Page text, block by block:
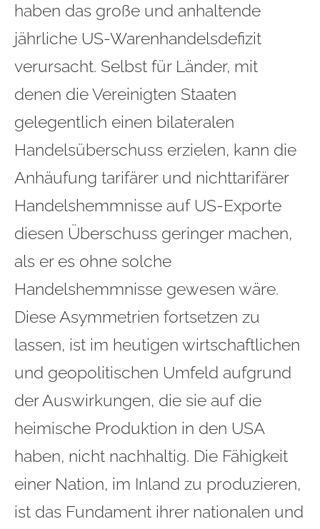
haben das große und anhaltende
jährliche US-Warenhandelsdefizit
verursacht. Selbst für Länder, mit
denen die Vereinigten Staaten
gelegentlich einen bilateralen
Handelsüberschuss erzielen, kann die
Anhäufung tarifärer und nichttarifärer
Handelshemmnisse auf US-Exporte
diesen Überschuss geringer machen,
als er es ohne solche
Handelshemmnisse gewesen wäre.
Diese Asymmetrien fortsetzen zu
lassen, ist im heutigen wirtschaftlichen
und geopolitischen Umfeld aufgrund
der Auswirkungen, die sie auf die
heimische Produktion in den USA
haben, nicht nachhaltig. Die Fähigkeit
einer Nation, im Inland zu produzieren,
ist das Fundament ihrer nationalen und